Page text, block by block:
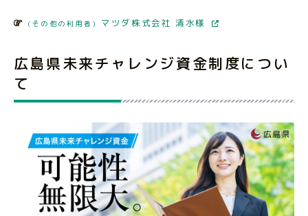
(その他の利用者) マツダ株式会社 清水様
広島県未来チャレンジ資金制度につい
て